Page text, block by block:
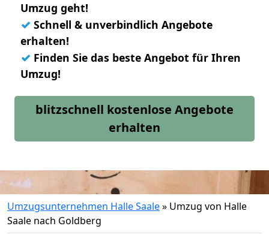
Umzug geht!
✓ Schnell & unverbindlich Angebote
erhalten!
✓ Finden Sie das beste Angebot für Ihren
Umzug!
blitzschnell kostenlose Angebote
erhalten
Umzugsunternehmen Halle Saale» Umzug von Halle
Saale nach Goldberg